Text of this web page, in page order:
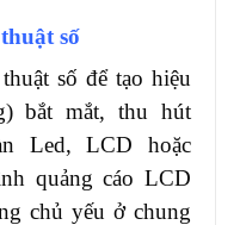
số
số để tạo hiệu
bắt mắt, thu hút
Led, LCD hoặc
quảng cáo LCD
chủ yếu ở chung